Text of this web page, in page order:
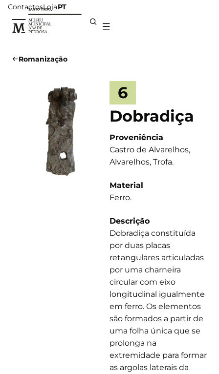
ContactosLojaPT
Romanização
6
Dobradiça
Proveniência
Castro de Alvarelhos,
Alvarelhos, Trofa.
Material
Ferro.
Descrição
Dobradiça constituída
por duas placas
retangulares articuladas
por uma charneira
circular com eixo
longitudinal igualmente
em ferro. Os elementos
são formados a partir de
uma folha única que se
prolonga na
extremidade para formar
as argolas laterais da